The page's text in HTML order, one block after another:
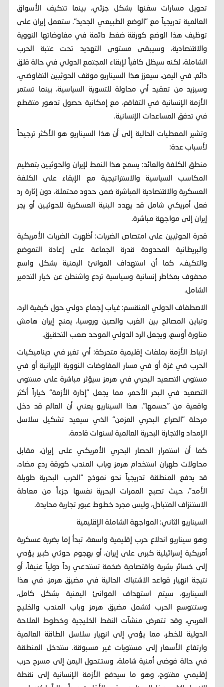
تحويل مسارات سفنها بشكل جزئي، بينما تتكيف الأسواق
العالمية تدريجياً مع "الوضع الطبيعي الجديد". ستعمل إيران على
توظيف هذا الوضع كورقة ضغط دائمة في مفاوضاتها النووية
والاقتصادية، وسيبقى مستوى التهديد تحت عتبة الحرب
الشاملة، لكنه سيظل كافياً لإبقاء المجتمع الدولي في حالة قلق
دائم. في اليمن، سيعزز هذا السيناريو موقف الحوثيين التفاوضي،
وسيزيد من تعقيد أي محاولة للتسوية السياسية، بينما تستمر
الأزمة الإنسانية في التفاقم، مع إمكانية حصول تدهور متقطع
في تدفق المساعدات الإنسانية.
وتشير المعطيات الحالية إلى أن هذا السيناريو هو الأكثر ترجيحاً
لأسباب عدة:
منطق الكلفة والعائد: يسمح هذا النمط لإيران والحوثيين بتعظيم
المكاسب السياسية والاستراتيجية مع الإبقاء على الكلفة
العسكرية والاقتصادية المباشرة ضمن حدود محتملة، دون إثارة رد
فعل أمريكي شامل قد يهدد البنية العسكرية للحوثيين أو يجر
إيران إلى مواجهة مباشرة.
قدرة الحوثيين على امتصاص الضربات: أظهرت الضربات الأمريكية
والبريطانية المحدودة قدرة الجماعة على إعادة التموضع
والتكيف، كما أن استهداف الموانئ اليمنية بشكل واسع
محفوف بمخاطر إنسانية وسياسية تردع واشنطن عن خيار التدمير
الشامل.
الاصطفاف الدولي المنقسم: غياب إجماع دولي حول كيفية الرد،
وتباين المصالح بين الغرب والصين وروسيا، يمنح إيران هامش
مناورة أوسع، ويجعل الرد الدولي الموحد صعب التحقيق.
ارتباط الأزمة بملفات إقليمية متحركة: أي تغير في ديناميكيات
الحرب في غزة أو في مسار المفاوضات النووية الإيرانية أو في
مستوى التصعيد البحري في هرمز سيؤثر مباشرة على مستوى
التصعيد في البحر الأحمر، مما يجعل "إدارة الأزمة" خياراً أكثر
واقعية من "حسمها". هذا السيناريو يعني أن العالم قد دخل
مرحلة "الصراع البحري المزمن" الذي سيعيد تشكيل سلاسل
الإمداد والتجارة البحرية العالمية لسنوات قادمة.
كما أن استمرار الحصار البحري الأمريكي على إيران، مقابل
محاولات طهران استخدام هرمز وباب المندب كورقة ردع مضاد،
قد يدفع المنطقة تدريجياً نحو نموذج “الحرب البحرية طويلة
الأمد”، حيث تصبح الممرات البحرية نفسها جزءاً من معادلة
الاستنزاف المتبادل، وليس مجرد خطوط عبور تجارية محايدة.
السيناريو الثاني: المواجهة الشاملة الإقليمية
وهو سيناريو اندلاع حرب إقليمية واسعة، تبدأ إما بضربة عسكرية
أمريكية إسرائيلية كبرى على إيران، أو بهجوم حوثي كبير يؤدي
إلى خسائر بشرية واقتصادية ضخمة تستدعي رداً دولياً عنيفاً، أو
نتيجة انهيار قواعد الاشتباك الحالية في مضيق هرمز. في هذا
السيناريو، سيتم استهداف الموانئ اليمنية بشكل كامل،
وستتوسع الحرب لتشمل مضيق هرمز وباب المندب والخليج
العربي، وقد تتعرض منشآت النفط الخليجية وخطوط الملاحة
الدولية للخطر، مما يؤدي إلى انهيار سلاسل الطاقة العالمية
وارتفاع الأسعار إلى مستويات غير مسبوقة. ستدخل المنطقة
في حالة فوضى أمنية شاملة، وستتحول اليمن إلى مسرح حرب
إقليمي مفتوح، وهو ما سيدفع الأزمة الإنسانية إلى نقطة